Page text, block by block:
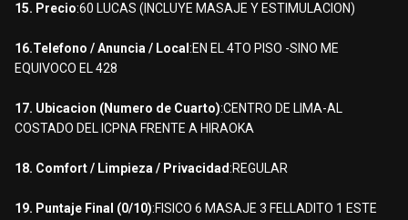
15. Precio:60 LUCAS (INCLUYE MASAJE Y ESTIMULACION)
16.Telefono / Anuncia / Local :EN EL 4TO PISO -SINO ME
EQUIVOCO EL 428
17. Ubicacion (Numero de Cuarto):CENTRO DE LIMA-AL
COSTADO DEL ICPNA FRENTE A HIRAOKA
18. Comfort / Limpieza / Privacidad:REGULAR
19. Puntaje Final (0/10):FISICO 6 MASAJE 3 FELLADITO 1 ESTE